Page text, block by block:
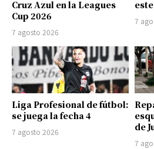
Cruz Azul en la Leagues
Cup 2026
7 agosto 2026
7
Liga Profesional de fútbol:
se juega la fecha 4
7 agosto 2026
de
7